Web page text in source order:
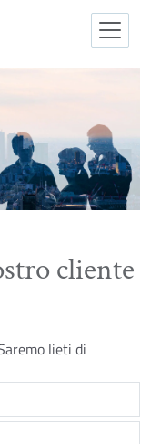
cliente
lieti di